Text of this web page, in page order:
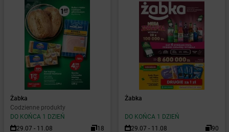
Żabka
Codzienne produkty
DO KOŃCA 1 DZIEŃ
29.07 - 11.08
18
Żabka
DO KOŃCA 1 DZIEŃ
29.07 - 11.08
90